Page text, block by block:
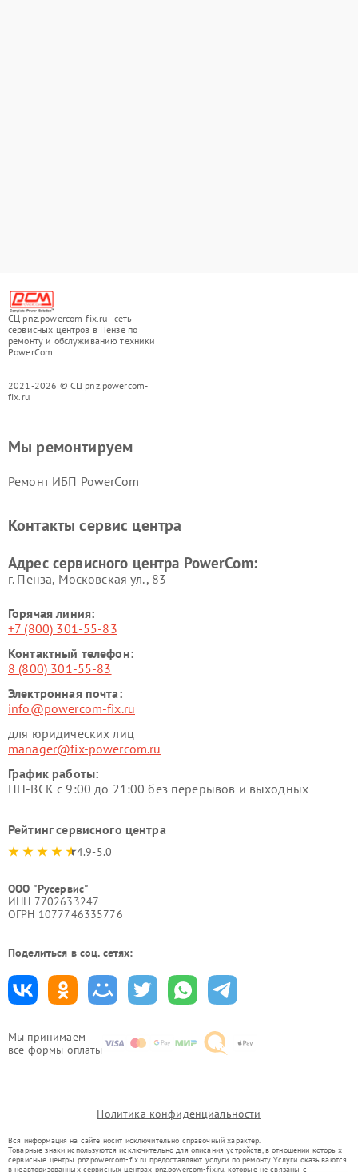
СЦ pnz.powercom-fix.ru - сеть
сервисных центров в Пензе по
ремонту и обслуживанию техники
PowerCom
2021-2026 © СЦ pnz.powercom-
fix.ru
Мы принимаем
все формы оплаты
Мы ремонтируем
Ремонт ИБП PowerCom
Контакты сервис центра
Адрес сервисного центра PowerCom:
г. Пенза, Московская ул., 83
Горячая линия:
+7 (800) 301-55-83
Контактный телефон:
8 (800) 301-55-83
Электронная почта:
info@powercom-fix.ru
для юридических лиц
manager@fix-powercom.ru
График работы:
ПН-ВСК с 9:00 до 21:00 без перерывов и выходных
Рейтинг сервисного центра
4.9-5.0
ООО "Русервис"
ИНН 7702633247
ОГРН 1077746335776
Поделиться в соц. сетях:
Политика конфиденциальности
Вся информация на сайте носит исключительно справочный характер.
Товарные знаки используются исключительно для описания устройств, в отношении которых
сервисные центры pnz.powercom-fix.ru предоставляют услуги по ремонту. Услуги оказываются
в неавторизованных сервисных центрах pnz.powercom-fix.ru, которые не связаны с